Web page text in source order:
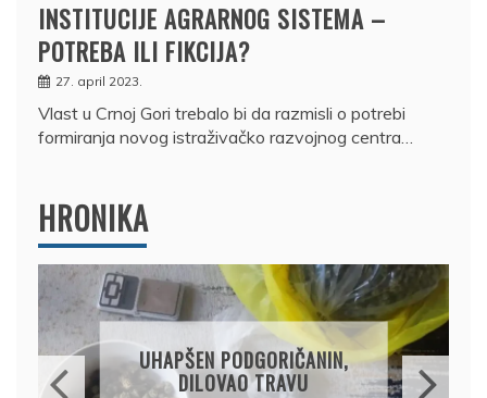
INSTITUCIJE AGRARNOG SISTEMA –
POTREBA ILI FIKCIJA?
27. april 2023.
Vlast u Crnoj Gori trebalo bi da razmisli o potrebi
formiranja novog istraživačko razvojnog centra…
HRONIKA
UHAPŠEN PODGORIČANIN,
DILOVAO TRAVU